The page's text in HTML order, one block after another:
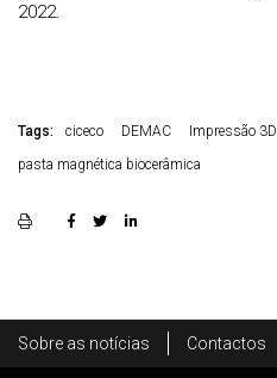
2022.
Tags: ciceco DEMAC Impressão 3D
pasta magnética biocerâmica
Footer
Sobre as notícias Contactos